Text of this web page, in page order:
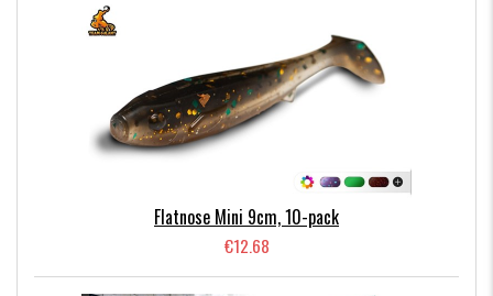
Flatnose Mini 9cm, 10-pack
€12.68